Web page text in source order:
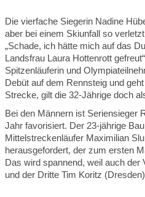
Die vierfache Siegerin Nadine
aber bei einem Skiunfall so
„Schade, ich hätte mich auf das
Landsfrau Laura Hottenrott
Spitzenläuferin und
Debüt auf dem Rennsteig und
Strecke, gilt die 32-Jährige doch
Bei den Männern ist Seriensieger
Jahr favorisiert. Der 23-jährige
Mittelstreckenläufer Maximilian
herausgefordert, der zum ersten
Das wird spannend, weil auch der
und der Dritte Tim Koritz